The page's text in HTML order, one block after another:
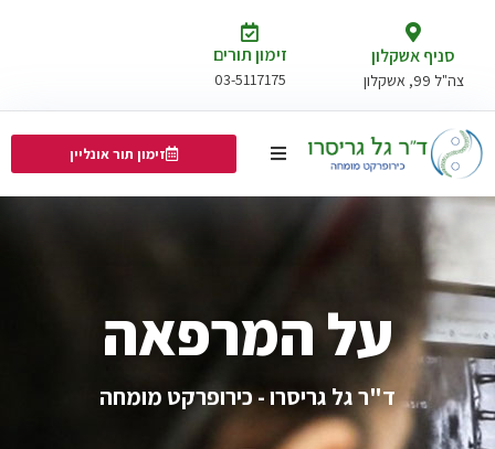
סניף אשקלון
צה"ל 99, אשקלון
זימון תורים
03-5117175
זימון תור אונליין
על המרפאה
ד"ר גל גריסרו - כירופרקט מומחה